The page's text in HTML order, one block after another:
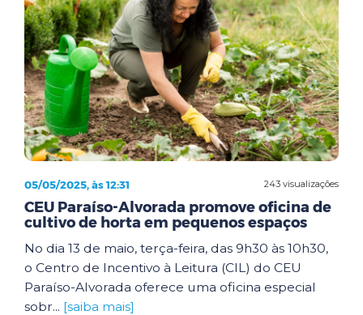
243 visualizações
05/05/2025, às 12:31
CEU Paraíso-Alvorada promove oficina de
cultivo de horta em pequenos espaços
No dia 13 de maio, terça-feira, das 9h30 às 10h30,
o Centro de Incentivo à Leitura (CIL) do CEU
Paraíso-Alvorada oferece uma oficina especial
sobr... [saiba mais]